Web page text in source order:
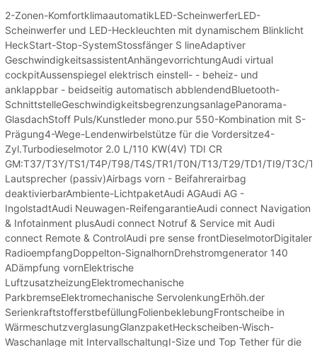
2-Zonen-KomfortklimaautomatikLED-ScheinwerferLED-
Scheinwerfer und LED-Heckleuchten mit dynamischem Blinklicht
HeckStart-Stop-SystemStossfänger S lineAdaptiver
GeschwindigkeitsassistentAnhängevorrichtungAudi virtual
cockpitAussenspiegel elektrisch einstell- - beheiz- und
anklappbar - beidseitig automatisch abblendendBluetooth-
SchnittstelleGeschwindigkeitsbegrenzungsanlagePanorama-
GlasdachStoff Puls/Kunstleder mono.pur 550-Kombination mit S-
Prägung4-Wege-Lendenwirbelstütze für die Vordersitze4-
Zyl.Turbodieselmotor 2.0 L/110 KW(4V) TDI CR
GM:T37/T3Y/TS1/T4P/T98/T4S/TR1/T0N/T13/T29/TD1/TI9/T3C/
Lautsprecher (passiv)Airbags vorn - Beifahrerairbag
deaktivierbarAmbiente-LichtpaketAudi AGAudi AG -
IngolstadtAudi Neuwagen-ReifengarantieAudi connect Navigation
& Infotainment plusAudi connect Notruf & Service mit Audi
connect Remote & ControlAudi pre sense frontDieselmotorDigitaler
RadioempfangDoppelton-SignalhornDrehstromgenerator 140
ADämpfung vornElektrische
LuftzusatzheizungElektromechanische
ParkbremseElektromechanische ServolenkungErhöh.der
SerienkraftstofferstbefüllungFolienbeklebungFrontscheibe in
WärmeschutzverglasungGlanzpaketHeckscheiben-Wisch-
Waschanlage mit IntervallschaltungI-Size und Top Tether für die